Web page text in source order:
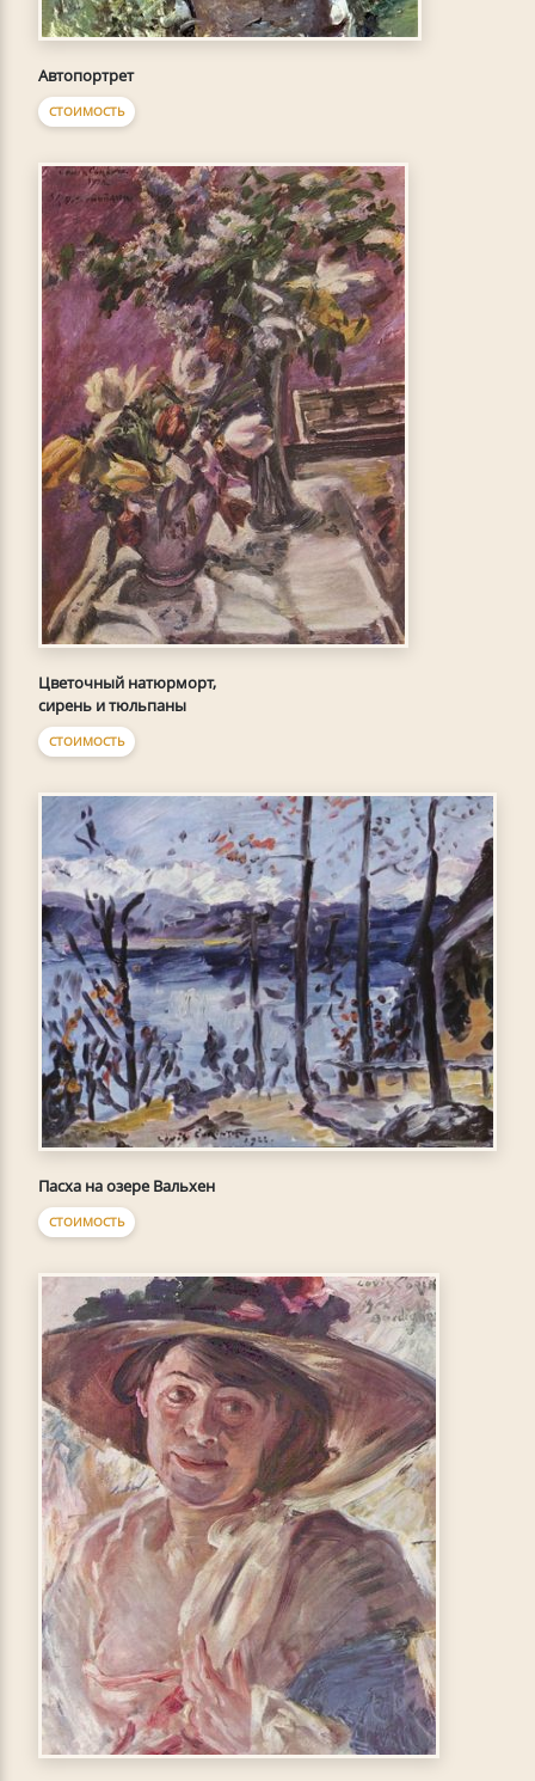
Автопортрет
СТОИМОСТЬ
Цветочный натюрморт,
сирень и тюльпаны
СТОИМОСТЬ
Пасха на озере Вальхен
СТОИМОСТЬ